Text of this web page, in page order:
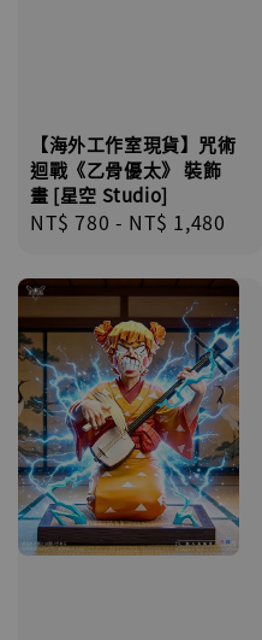
【海外工作室現貨】咒術
迴戰《乙骨優太》 裝飾
畫 [星空 Studio]
Regular
NT$ 780 - NT$ 1,480